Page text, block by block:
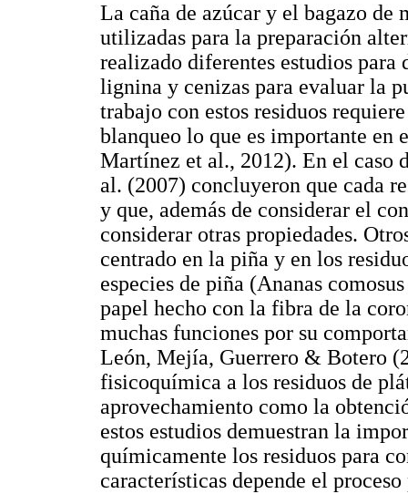
La caña de azúcar y el bagazo de
utilizadas para la preparación
realizado diferentes estudios para
lignina y cenizas para evaluar la
trabajo con estos residuos
blanqueo lo que es importante en
Martínez et al., 2012). En el caso
al. (2007) concluyeron que cada
y que, además de considerar el
considerar otras propiedades.
centrado en la piña y en los
especies de piña (Ananas
papel hecho con la fibra de la
muchas funciones por su
León, Mejía, Guerrero & Botero
fisicoquímica a los residuos de
aprovechamiento como la
estos estudios demuestran la
químicamente los residuos para
características depende el